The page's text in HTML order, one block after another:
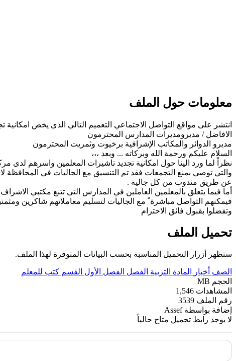
معلومات حول الملف
انتشر على مواقع التواصل الاجتماعي التعميم التالي الذي يخص
الافاضل / مديرومديرات المدارس المحترمون
مديرو الدوائر والمكاتب الإشرافية برخيوت وثمريت المحترمون
السلام عليكم ورحمة الله وبركاته ... وبعد ،،،
نظراً لما ورد الينا حول امكانية تجديد تاشيرات المعلمين واسرهم لدى
والتي توصي بمنع التجمعات فقد تم التنسيق مع الجاليات في المحافظة
عن طريق مندوب من كل جالية .
أما فيما يتعلق بالمعلمين العاملين في المدارس التي تتبع مكتبي
فيمكنهم التواصل مباشرة ً مع الجاليات لتسليم معاملاتهم شاكرين
وتفضلوا بقبول فائق الاحترام
تحميل الملف
ستظهر أزرار التحميل المناسبة بحسب البيانات المتوفرة لهذا الملف.
الصف أخبار المادة التربية الفصل الفصل الأول القسم كتب للمعلم
الحجم MB
المشاهدات 1,546
رقم الملف 3539
إضافة بواسطة Assef
لا يوجد رابط تحميل متاح حالياً